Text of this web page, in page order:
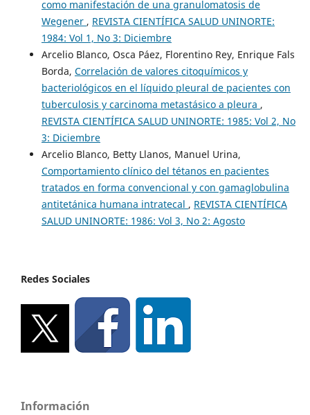
como manifestación de una granulomatosis de
Wegener , REVISTA CIENTÍFICA SALUD UNINORTE:
1984: Vol 1, No 3: Diciembre
Arcelio Blanco, Osca Páez, Florentino Rey, Enrique Fals
Borda, Correlación de valores citoquímicos y
bacteriológicos en el líquido pleural de pacientes con
tuberculosis y carcinoma metastásico a pleura ,
REVISTA CIENTÍFICA SALUD UNINORTE: 1985: Vol 2, No
3: Diciembre
Arcelio Blanco, Betty Llanos, Manuel Urina,
Comportamiento clínico del tétanos en pacientes
tratados en forma convencional y con gamaglobulina
antitetánica humana intratecal , REVISTA CIENTÍFICA
SALUD UNINORTE: 1986: Vol 3, No 2: Agosto
Redes Sociales
Información